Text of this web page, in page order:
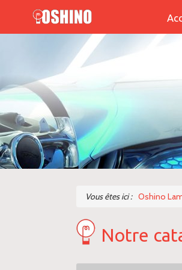
Vous êtes ici : Oshino
Notre